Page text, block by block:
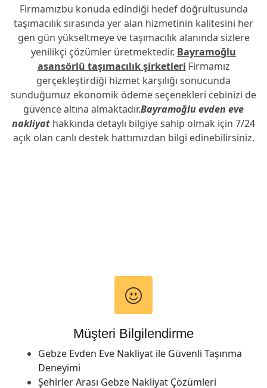
Firmamızbu konuda edindiği hedef doğrultusunda
taşımacılık sırasında yer alan hizmetinin kalitesini her
gen gün yükseltmeye ve taşımacılık alanında sizlere
yenilikçi çözümler üretmektedir. Bayramoğlu
asansörlü taşımacılık şirketleri Firmamız
gerçekleştirdiği hizmet karşılığı sonucunda
sunduğumuz ekonomik ödeme seçenekleri cebinizi de
güvence altına almaktadır.Bayramoğlu evden eve
nakliyat hakkında detaylı bilgiye sahip olmak için 7/24
açık olan canlı destek hattımızdan bilgi edinebilirsiniz.
Müşteri Bilgilendirme
Gebze Evden Eve Nakliyat ile Güvenli Taşınma
Deneyimi
Şehirler Arası Gebze Nakliyat Çözümleri